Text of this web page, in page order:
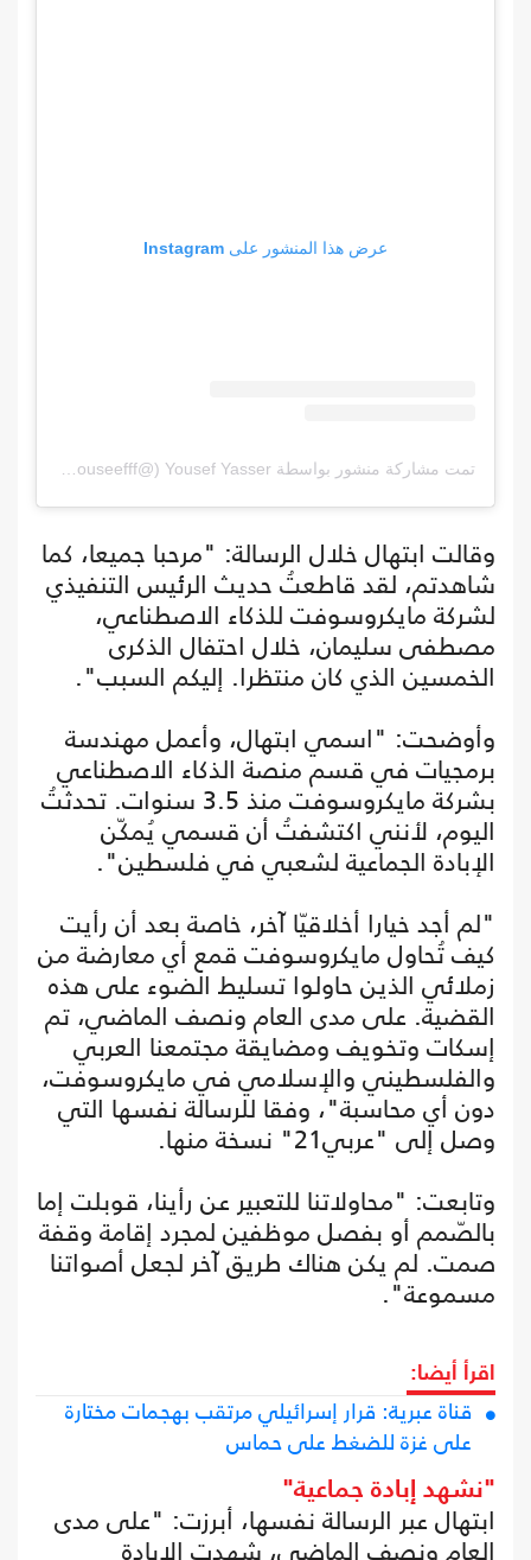
عرض هذا المنشور على Instagram
تمت مشاركة منشور بواسطة ‏‎Yousef Yasser‎‏ (@‏‎ph_youseefff‎‏)
وقالت ابتهال خلال الرسالة: "مرحبا جميعا، كما
شاهدتم، لقد قاطعتُ حديث الرئيس التنفيذي
لشركة مايكروسوفت للذكاء الاصطناعي،
مصطفى سليمان، خلال احتفال الذكرى
الخمسين الذي كان منتظرا. إليكم السبب".
وأوضحت: "اسمي ابتهال، وأعمل مهندسة
برمجيات في قسم منصة الذكاء الاصطناعي
بشركة مايكروسوفت منذ 3.5 سنوات. تحدثتُ
اليوم، لأنني اكتشفتُ أن قسمي يُمكّن
الإبادة الجماعية لشعبي في فلسطين".
"لم أجد خيارا أخلاقيّا آخر، خاصة بعد أن رأيت
كيف تُحاول مايكروسوفت قمع أي معارضة من
زملائي الذين حاولوا تسليط الضوء على هذه
القضية. على مدى العام ونصف الماضي، تم
إسكات وتخويف ومضايقة مجتمعنا العربي
والفلسطيني والإسلامي في مايكروسوفت،
دون أي محاسبة"، وفقا للرسالة نفسها التي
وصل إلى "عربي21" نسخة منها.
وتابعت: "محاولاتنا للتعبير عن رأينا، قوبلت إما
بالصّمم أو بفصل موظفين لمجرد إقامة وقفة
صمت. لم يكن هناك طريق آخر لجعل أصواتنا
مسموعة".
اقرأ أيضا:
قناة عبرية: قرار إسرائيلي مرتقب بهجمات مختارة
على غزة للضغط على حماس
"نشهد إبادة جماعية"
ابتهال عبر الرسالة نفسها، أبرزت: "على مدى
العام ونصف الماضي، شهدت الإبادة